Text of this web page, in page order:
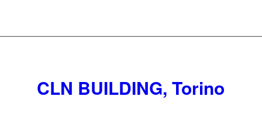
CLN BUILDING, Torino